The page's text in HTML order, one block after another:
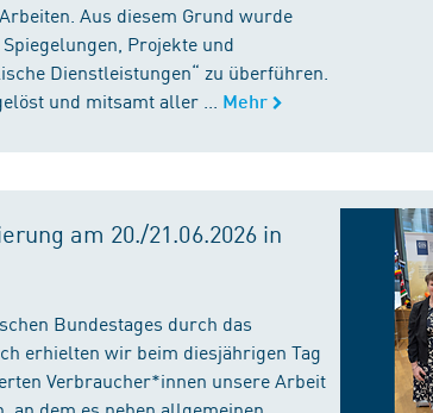
Aus diesem Grund wurde
Projekte und
Dienstleistungen“ zu überführen.
und mitsamt aller ...
Mehr
am 20./21.06.2026 in
Bundestages durch das
erhielten wir beim diesjährigen Tag
Verbraucher*innen unsere Arbeit